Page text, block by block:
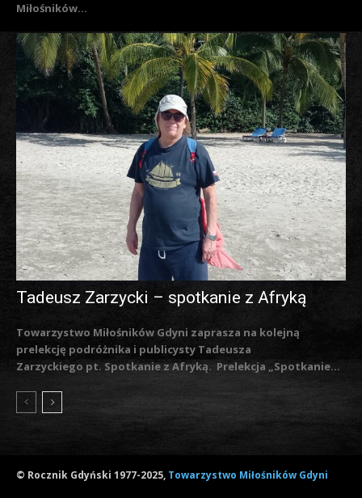
Miłośników...
Tadeusz Zarzycki – spotkanie z Afryką
Towarzystwo Miłośników Gdyni zaprasza na kolejną
prelekcję podróżnika i publicysty Tadeusza
Zarzyckiego pt. Spotkanie z Afryką. Prelekcja „Spotkanie...
© Rocznik Gdyński 1977-2025, Towarzystwo Miłośników Gdyni